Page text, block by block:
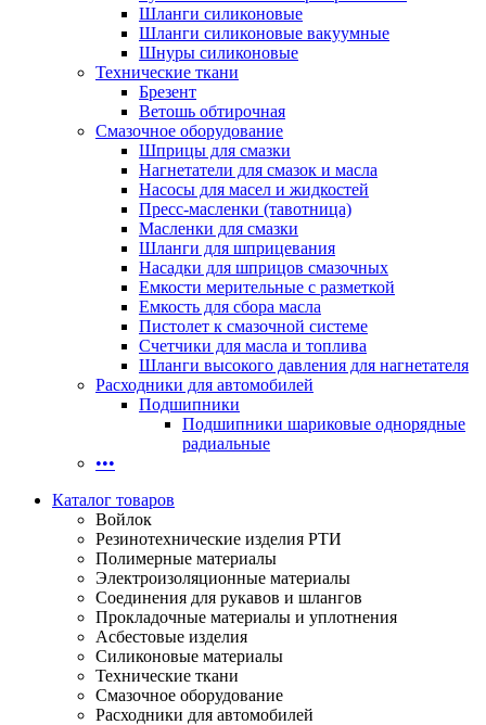
Шланги силиконовые
Шланги силиконовые вакуумные
Шнуры силиконовые
Технические ткани
Брезент
Ветошь обтирочная
Смазочное оборудование
Шприцы для смазки
Нагнетатели для смазок и масла
Насосы для масел и жидкостей
Пресс-масленки (тавотница)
Масленки для смазки
Шланги для шприцевания
Насадки для шприцов смазочных
Емкости мерительные с разметкой
Емкость для сбора масла
Пистолет к смазочной системе
Счетчики для масла и топлива
Шланги высокого давления для нагнетателя
Расходники для автомобилей
Подшипники
Подшипники шариковые однорядные
радиальные
•••
Каталог товаров
Войлок
Резинотехнические изделия РТИ
Полимерные материалы
Электроизоляционные материалы
Соединения для рукавов и шлангов
Прокладочные материалы и уплотнения
Асбестовые изделия
Силиконовые материалы
Технические ткани
Смазочное оборудование
Расходники для автомобилей